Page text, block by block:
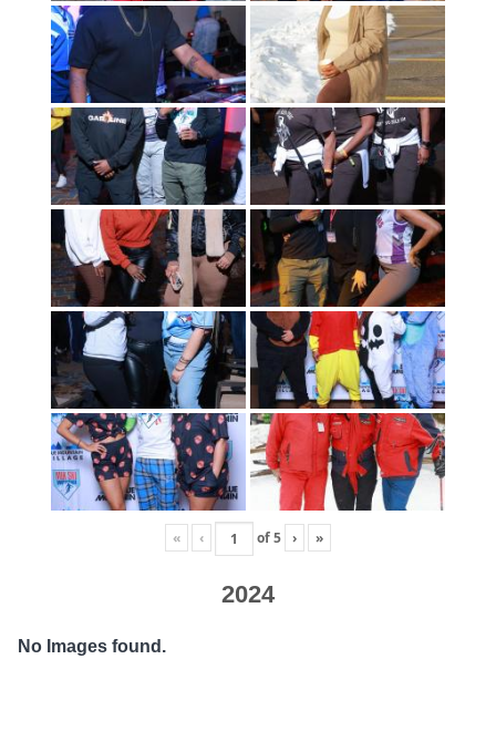
« ‹ of5 › »
2024
No Images found.